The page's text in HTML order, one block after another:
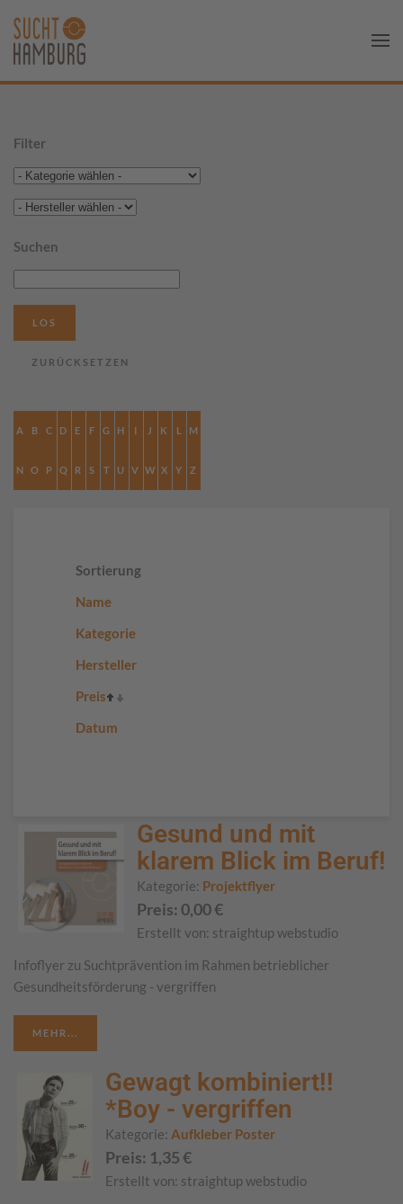
Filter
Suchen
A B C D E F G H I J K L M
N O P Q R S T U V W X Y Z
Sortierung
Name
Kategorie
Hersteller
Preis
Datum
Gesund und mit
klarem Blick im Beruf!
Kategorie: Projektflyer
Preis: 0,00€
Erstellt von: straightup webstudio
Infoflyer zu Suchtprävention im Rahmen betrieblicher
Gesundheitsförderung - vergriffen
MEHR...
Gewagt kombiniert!!
*Boy - vergriffen
Kategorie: Aufkleber Poster
Preis: 1,35€
Erstellt von: straightup webstudio